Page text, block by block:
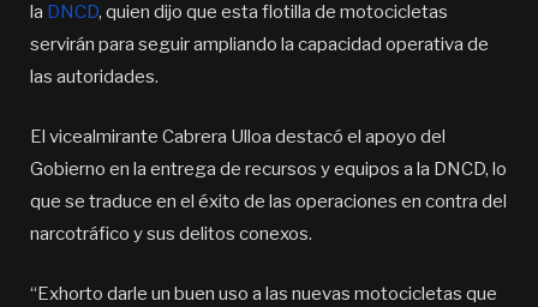
la DNCD, quien dijo que esta flotilla de motocicletas
servirán para seguir ampliando la capacidad operativa de
las autoridades.
El vicealmirante Cabrera Ulloa destacó el apoyo del
Gobierno en la entrega de recursos y equipos a la DNCD, lo
que se traduce en el éxito de las operaciones en contra del
narcotráfico y sus delitos conexos.
“Exhorto darle un buen uso a las nuevas motocicletas que